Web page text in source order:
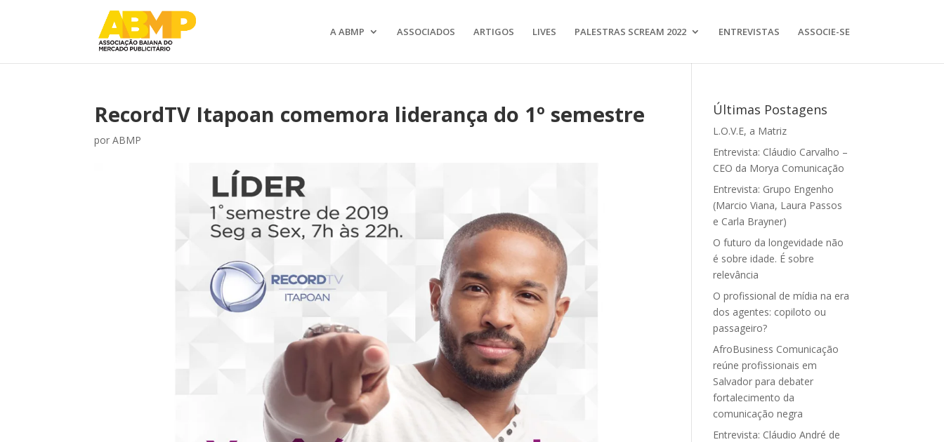
A ABMP ASSOCIADOS ARTIGOS LIVES PALESTRAS SCREAM 2022 ENTREVISTAS ASSOCIE-SE
RecordTV Itapoan comemora liderança do 1º semestre
porABMP
Últimas Postagens
L.O.V.E, a Matriz
Entrevista: Cláudio Carvalho –
CEO da Morya Comunicação
Entrevista: Grupo Engenho
(Marcio Viana, Laura Passos
e Carla Brayner)
O futuro da longevidade não
é sobre idade. É sobre
relevância
O profissional de mídia na era
dos agentes: copiloto ou
passageiro?
AfroBusiness Comunicação
reúne profissionais em
Salvador para debater
fortalecimento da
comunicação negra
Entrevista: Cláudio André de